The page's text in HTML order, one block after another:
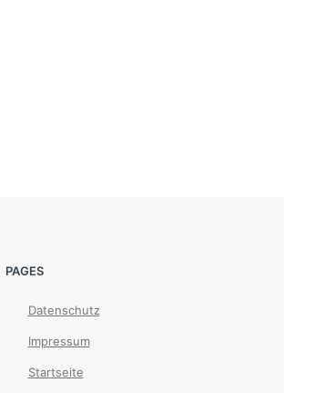
PAGES
Datenschutz
Impressum
Startseite